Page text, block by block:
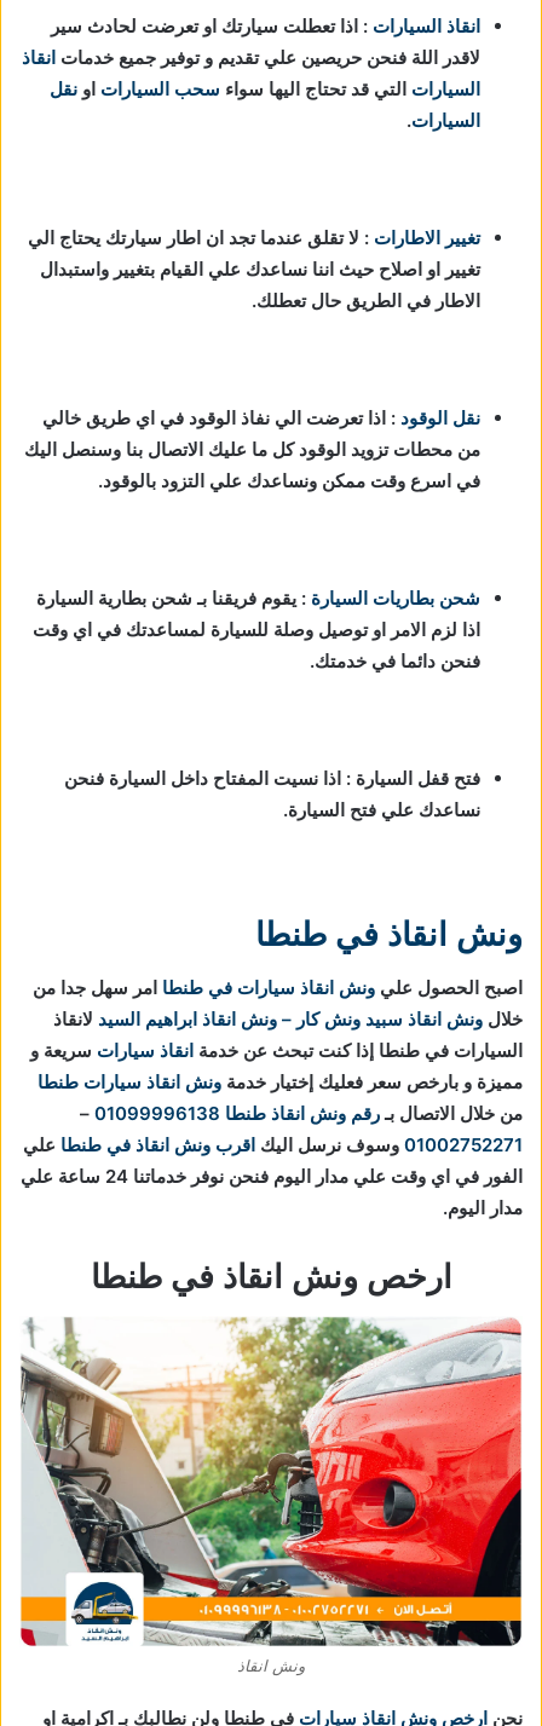
انقاذ السيارات : اذا تعطلت سيارتك او تعرضت لحادث سير
لاقدر اللة فنحن حريصين علي تقديم و توفير جميع خدمات انقاذ
السيارات التي قد تحتاج اليها سواء سحب السيارات او نقل
السيارات.
تغيير الاطارات : لا تقلق عندما تجد ان اطار سيارتك يحتاج الي
تغيير او اصلاح حيث اننا نساعدك علي القيام بتغيير واستبدال
الاطار في الطريق حال تعطلك.
نقل الوقود : اذا تعرضت الي نفاذ الوقود في اي طريق خالي
من محطات تزويد الوقود كل ما عليك الاتصال بنا وسنصل اليك
في اسرع وقت ممكن ونساعدك علي التزود بالوقود.
شحن بطاريات السيارة : يقوم فريقنا بـ شحن بطارية السيارة
اذا لزم الامر او توصيل وصلة للسيارة لمساعدتك في اي وقت
فنحن دائما في خدمتك.
فتح قفل السيارة : اذا نسيت المفتاح داخل السيارة فنحن
نساعدك علي فتح السيارة.
ونش انقاذ في طنطا
اصبح الحصول علي ونش انقاذ سيارات في طنطا امر سهل جدا من
خلال ونش انقاذ سبيد ونش كار – ونش انقاذ ابراهيم السيد لانقاذ
السيارات في طنطا إذا كنت تبحث عن خدمة انقاذ سيارات سريعة و
مميزة و بارخص سعر فعليك إختيار خدمة ونش انقاذ سيارات طنطا
من خلال الاتصال بـرقم ونش انقاذ طنطا 01099996138
–
01002752271 وسوف نرسل اليك اقرب ونش انقاذ في طنطا علي
الفور في اي وقت علي مدار اليوم فنحن نوفر خدماتنا 24 ساعة علي
مدار اليوم.
ارخص ونش انقاذ في طنطا
ونش انقاذ
نحن ارخص ونش انقاذ سيارات في طنطا ولن نطالبك بـ اكرامية او